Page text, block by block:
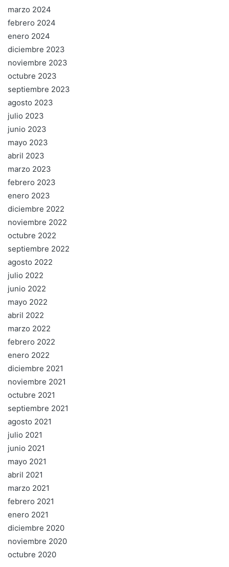
marzo 2024
febrero 2024
enero 2024
diciembre 2023
noviembre 2023
octubre 2023
septiembre 2023
agosto 2023
julio 2023
junio 2023
mayo 2023
abril 2023
marzo 2023
febrero 2023
enero 2023
diciembre 2022
noviembre 2022
octubre 2022
septiembre 2022
agosto 2022
julio 2022
junio 2022
mayo 2022
abril 2022
marzo 2022
febrero 2022
enero 2022
diciembre 2021
noviembre 2021
octubre 2021
septiembre 2021
agosto 2021
julio 2021
junio 2021
mayo 2021
abril 2021
marzo 2021
febrero 2021
enero 2021
diciembre 2020
noviembre 2020
octubre 2020